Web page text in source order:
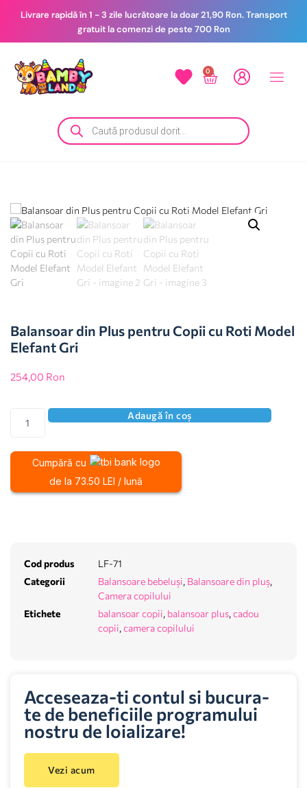
Livrare rapidă în 1 - 3 zile lucrătoare la doar 21,90 Ron. Transport
gratuit la comenzi de peste 700 Ron
0
Balansoar din Plus pentru Copii cu Roti Model
Elefant Gri
254,00 Ron
Adaugă în coș
Cumpără cu
de la 73.50 LEI / lună
Cod produs
LF-71
Categorii
Balansoare bebeluși, Balansoare din pluș,
Camera copilului
Etichete
balansoar copii, balansoar plus, cadou
copii, camera copilului
Acceseaza-ti contul si bucura-
te de beneficiile programului
nostru de loializare!
Vezi acum